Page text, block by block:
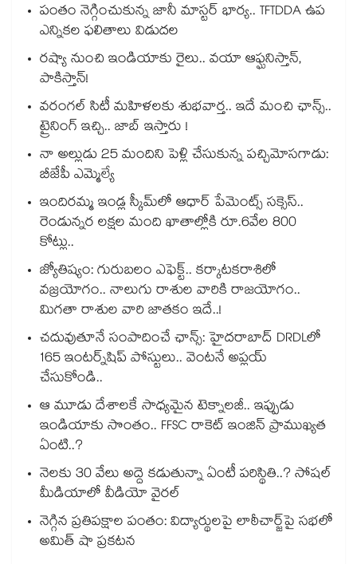
పంతం నెగ్గించుకున్న జానీ మాస్టర్ భార్య.. TFTDDA ఉప
ఎన్నికల ఫలితాలు విడుదల
రష్యా నుంచి ఇండియాకు రైలు.. వయా ఆఫ్ఘనిస్తాన్,
పాకిస్తాన్!
వరంగల్ సిటీ మహిళలకు శుభవార్త.. ఇదే మంచి ఛాన్స్..
ట్రైనింగ్ ఇచ్చి.. జాబ్ ఇస్తారు !
నా అల్లుడు 25 మందిని పెళ్లి చేసుకున్న పచ్చిమోసగాడు:
బీజేపీ ఎమ్మెల్యే
ఇందిరమ్మ ఇండ్ల స్కీమ్‌‌‌‌‌‌‌‌లో ఆధార్ పేమెంట్స్ సక్సెస్..
రెండున్నర లక్షల మంది ఖాతాల్లోకి రూ.6వేల 800
కోట్లు..
జ్యోతిష్యం: గురుబలం ఎఫెక్ట్.. కర్కాటకరాశిలో
వజ్రయోగం.. నాలుగు రాశుల వారికి రాజయోగం..
మిగతా రాశుల వారి జాతకం ఇదే..!
చదువుతూనే సంపాదించే ఛాన్స్: హైదరాబాద్ DRDLలో
165 ఇంటర్న్‌షిప్ పోస్టులు.. వెంటనే అప్లయ్
చేసుకోండి..
ఆ మూడు దేశాలకే సాధ్యమైన టెక్నాలజీ.. ఇప్పుడు
ఇండియాకు సొంతం.. FFSC రాకెట్ ఇంజిన్ ప్రాముఖ్యత
ఏంటి..?
నెలకు 30 వేలు అద్దె కడుతున్నా ఏంటీ పరిస్థితి..? సోషల్
మీడియాలో వీడియో వైరల్
నెగ్గిన ప్రతిపక్షాల పంతం: విద్యార్థులపై లాఠీచార్జ్‎పై సభలో
అమిత్ షా ప్రకటన